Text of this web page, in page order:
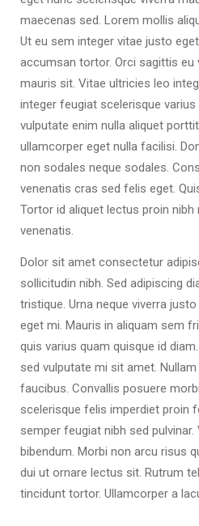
maecenas sed. Lorem mollis
Ut eu sem integer vitae justo
accumsan tortor. Orci sagittis
mauris sit. Vitae ultricies leo
integer feugiat scelerisque
vulputate enim nulla aliquet
ullamcorper eget nulla facilisi.
non sodales neque sodales.
venenatis cras sed felis eget.
Tortor id aliquet lectus proin nibh
venenatis.
Dolor sit amet consectetur
sollicitudin nibh. Sed adipiscing
tristique. Urna neque viverra
eget mi. Mauris in aliquam sem
quis varius quam quisque id
sed vulputate mi sit amet.
faucibus. Convallis posuere
scelerisque felis imperdiet proin
semper feugiat nibh sed
bibendum. Morbi non arcu risus
dui ut ornare lectus sit. Rutrum
tincidunt tortor. Ullamcorper a